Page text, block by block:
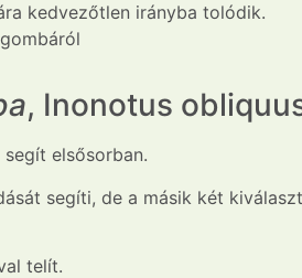
kedvezőtlen irányba tolódik.
, Inonotus
elsősorban.
segíti, de a másik két
telít.